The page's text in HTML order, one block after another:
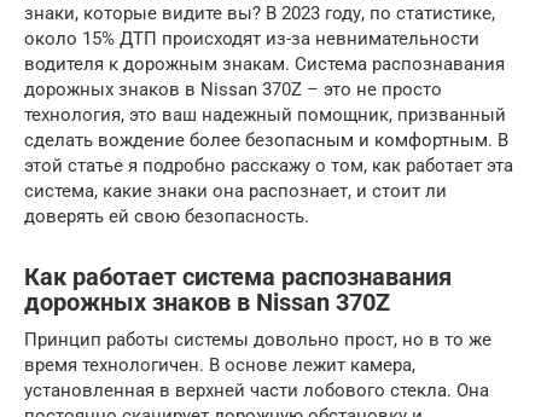
знаки, которые видите вы? В 2023 году, по статистике,
около 15% ДТП происходят из-за невнимательности
водителя к дорожным знакам. Система распознавания
дорожных знаков в Nissan 370Z – это не просто
технология, это ваш надежный помощник, призванный
сделать вождение более безопасным и комфортным. В
этой статье я подробно расскажу о том, как работает эта
система, какие знаки она распознает, и стоит ли
доверять ей свою безопасность.
Как работает система распознавания
дорожных знаков в Nissan 370Z
Принцип работы системы довольно прост, но в то же
время технологичен. В основе лежит камера,
установленная в верхней части лобового стекла. Она